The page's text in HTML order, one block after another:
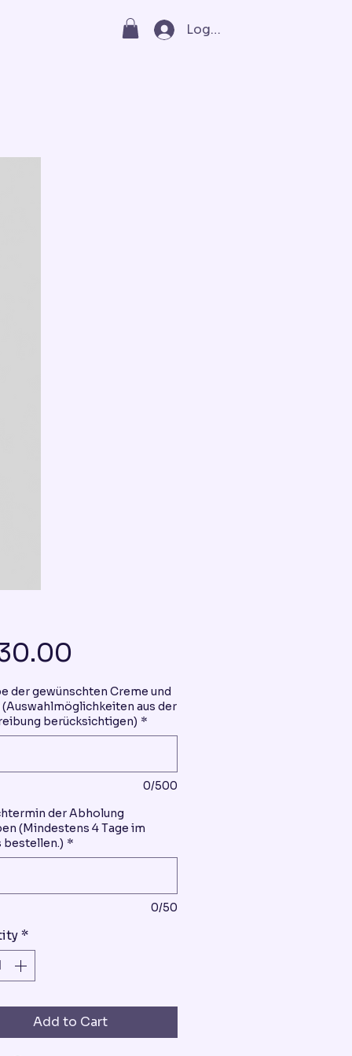
Log In
der gewünschten Creme und
(Auswahlmöglichkeiten aus der
berücksichtigen) *
0/500
der Abholung
(Mindestens 4 Tage im
bestellen.) *
0/50
*
Add to Cart